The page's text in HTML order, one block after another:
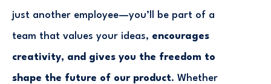
just another employee—you’ll be part of a
team that values your ideas, encourages
creativity, and gives you the freedom to
shape the future of our product. Whether